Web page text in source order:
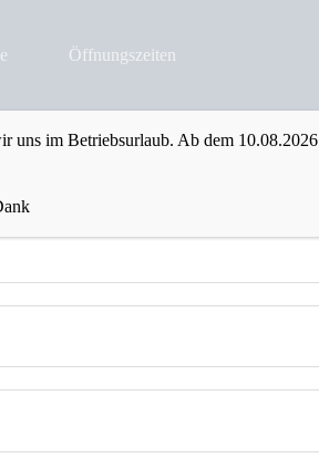
Öffnungszeiten
uns im Betriebsurlaub. Ab dem